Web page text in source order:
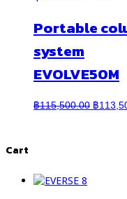
Portable
system
EVOLVE50M
฿115,500.00 Original
฿
Cart